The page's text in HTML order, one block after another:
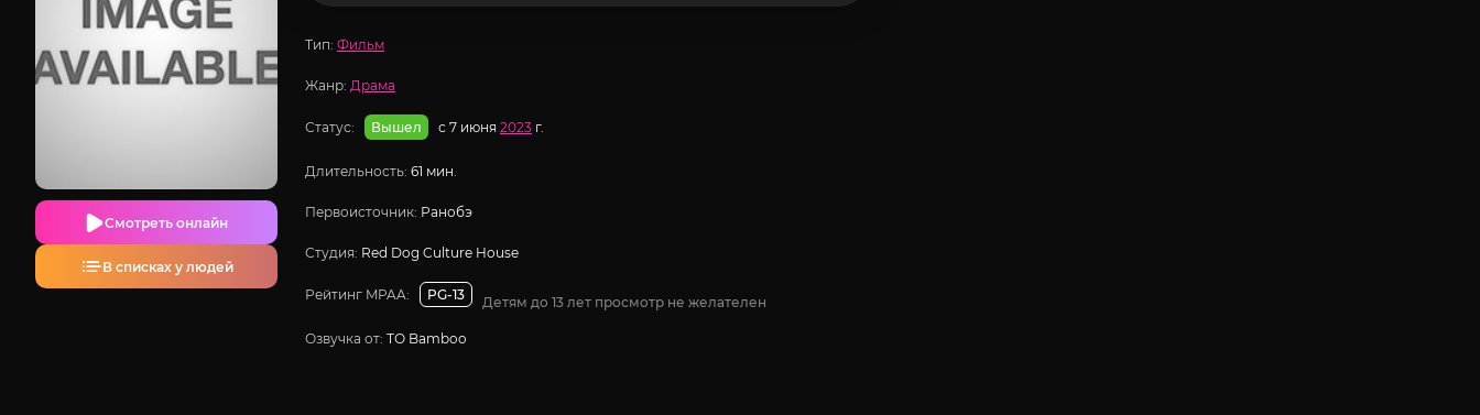
Смотреть онлайн
В списках у людей
Тип: Фильм
Жанр: Драма
Статус: Вышел с 7 июня 2023 г.
Длительность: 61 мин.
Первоисточник: Ранобэ
Студия: Red Dog Culture House
Рейтинг MPAA: PG-13 Детям до 13 лет просмотр не желателен
Озвучка от: ТО Bamboo